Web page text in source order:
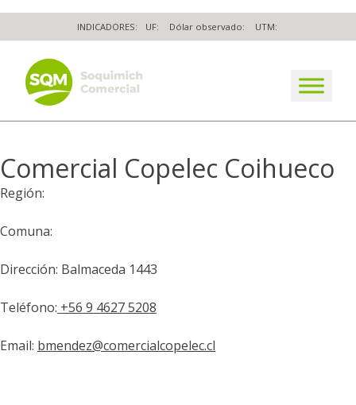
to
content
INDICADORES: UF: Dólar observado: UTM:
The worldwide business formula
Comercial Copelec Coihueco
Región:
Comuna:
Dirección: Balmaceda 1443
Teléfono: +56 9 4627 5208
Email: bmendez@comercialcopelec.cl